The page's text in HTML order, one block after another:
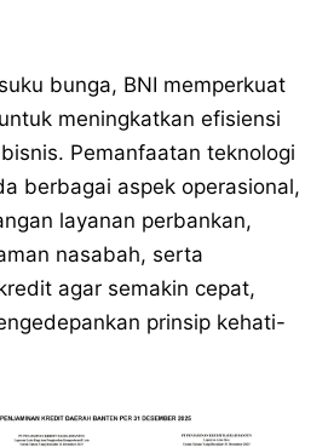
bunga, BNI memperkuat
meningkatkan efisiensi
Pemanfaatan teknologi
berbagai aspek operasional,
layanan perbankan,
nasabah, serta
agar semakin cepat,
prinsip kehati-